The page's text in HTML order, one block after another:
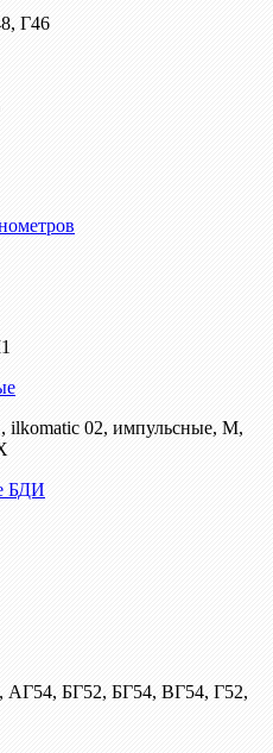
Г46
ilkomatic 02, импульсные, М,
БДИ
БГ52, БГ54, ВГ54, Г52,